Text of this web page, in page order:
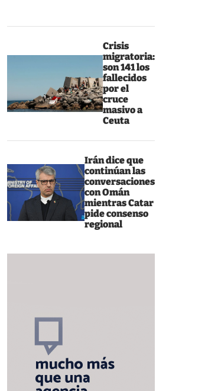
Crisis
migratoria:
son 141 los
fallecidos
por el
cruce
masivo a
Ceuta
Irán dice que
continúan las
conversaciones
con Omán
mientras Catar
pide consenso
regional